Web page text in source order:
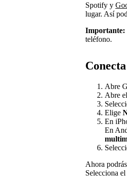
Spotify y
lugar. Así
Importante:
teléfono.
Abre
Abre
Elige
En
En
Ahora
Selecciona